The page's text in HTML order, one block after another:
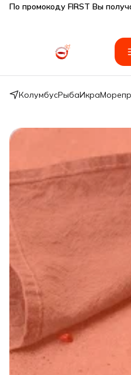
Подарки SeaFoodGood от 2
🔥 3%
КолумбусРыбаИкра